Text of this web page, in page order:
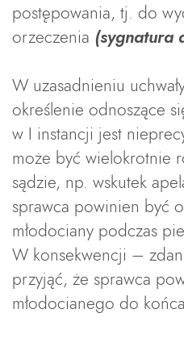
postępowania, tj. do
orzeczenia (sygnatura
W uzasadnieniu
określenie odnoszące
w I instancji jest
może być wielokrotnie
sądzie, np. wskutek
sprawca powinien być
młodociany podczas
W konsekwencji –
przyjąć, że sprawca
młodocianego do